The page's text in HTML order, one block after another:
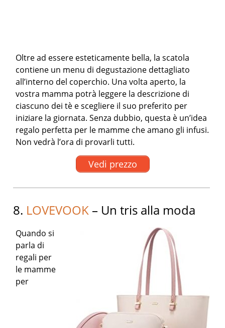
Oltre ad essere esteticamente bella, la scatola
contiene un menu di degustazione dettagliato
all’interno del coperchio. Una volta aperto, la
vostra mamma potrà leggere la descrizione di
ciascuno dei tè e scegliere il suo preferito per
iniziare la giornata. Senza dubbio, questa è un’idea
regalo perfetta per le mamme che amano gli infusi.
Non vedrà l’ora di provarli tutti.
Vedi prezzo
8. LOVEVOOK – Un tris alla moda
Quando si
parla di
regali per
le mamme
per